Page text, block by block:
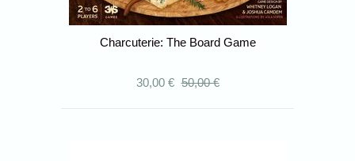
Charcuterie: The Board Game
30,00 € 50,00 €